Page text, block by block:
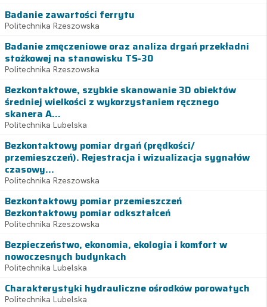
Badanie zawartości ferrytu
Politechnika Rzeszowska
Badanie zmęczeniowe oraz analiza drgań przekładni
stożkowej na stanowisku TS-30
Politechnika Rzeszowska
Bezkontaktowe, szybkie skanowanie 3D obiektów
średniej wielkości z wykorzystaniem ręcznego
skanera A...
Politechnika Lubelska
Bezkontaktowy pomiar drgań (prędkości/
przemieszczeń). Rejestracja i wizualizacja sygnałów
czasowy...
Politechnika Rzeszowska
Bezkontaktowy pomiar przemieszczeń
Bezkontaktowy pomiar odkształceń
Politechnika Rzeszowska
Bezpieczeństwo, ekonomia, ekologia i komfort w
nowoczesnych budynkach
Politechnika Lubelska
Charakterystyki hydrauliczne ośrodków porowatych
Politechnika Lubelska